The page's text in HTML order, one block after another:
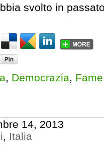
svolto in
Democrazia Fame
14, 2013
Italia